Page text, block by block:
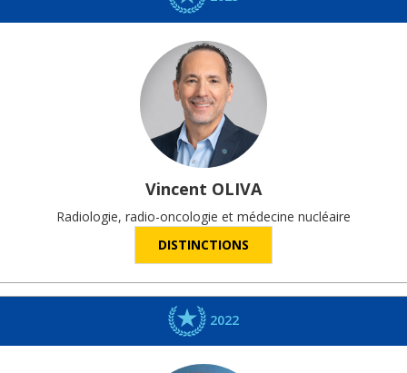
Vincent OLIVA
Radiologie, radio-oncologie et médecine nucléaire
DISTINCTIONS
2022